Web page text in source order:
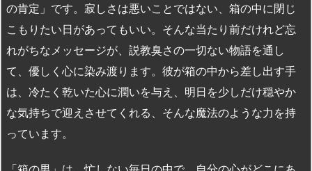
の肯定」です。寂しさは悪いことではない、箱の中に閉じ
こもりたい日があってもいい。そんな当たり前だけれど忘
れがちなメッセージが、説教臭さの一切ない物語を通し
て、優しく心に染み渡ります。彼が箱の中から差し出す手
は、冷たく乾いた心に潤いを与え、明日を少しだけ穏やか
な気持ちで迎えさせてくれる、そんな魔法のような力を持
っています。